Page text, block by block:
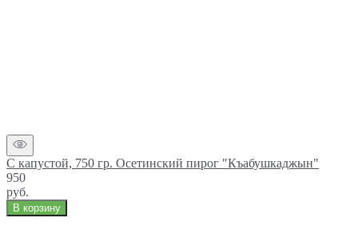
С капустой, 750 гр. Осетинский пирог "Къабушкаджын"
950
руб.
В корзину